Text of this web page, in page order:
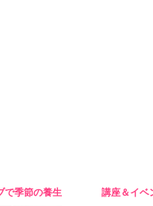
で季節の養生 講座＆イベ